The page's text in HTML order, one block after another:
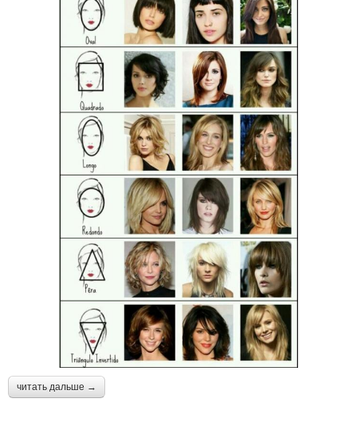
читать дальше →